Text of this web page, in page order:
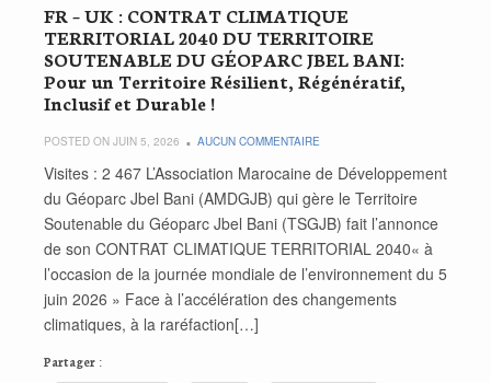
FR – UK : CONTRAT CLIMATIQUE
TERRITORIAL 2040 DU TERRITOIRE
SOUTENABLE DU GÉOPARC JBEL BANI:
Pour un Territoire Résilient, Régénératif,
Inclusif et Durable !
POSTED ON JUIN 5, 2026 AUCUN COMMENTAIRE
Visites : 2 467 L’Association Marocaine de Développement
du Géoparc Jbel Bani (AMDGJB) qui gère le Territoire
Soutenable du Géoparc Jbel Bani (TSGJB) fait l’annonce
de son CONTRAT CLIMATIQUE TERRITORIAL 2040« à
l’occasion de la journée mondiale de l’environnement du 5
juin 2026 » Face à l’accélération des changements
climatiques, à la raréfaction[…]
Partager :